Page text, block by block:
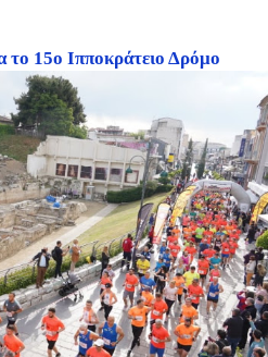
το 15ο Ιπποκράτειο Δρόμο